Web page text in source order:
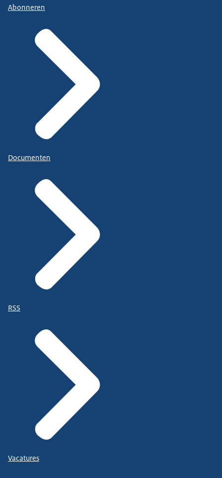
Abonneren
Documenten
RSS
Vacatures